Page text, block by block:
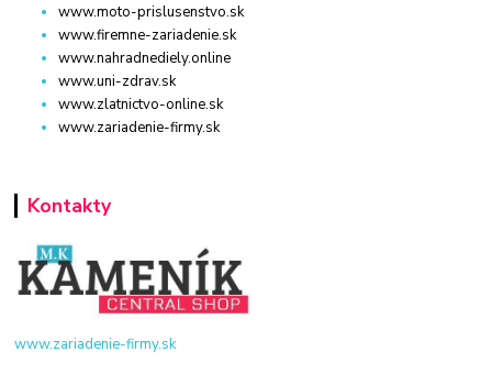
www.moto-prislusenstvo.sk
www.firemne-zariadenie.sk
www.nahradnediely.online
www.uni-zdrav.sk
www.zlatnictvo-online.sk
www.zariadenie-firmy.sk
Kontakty
www.zariadenie-firmy.sk